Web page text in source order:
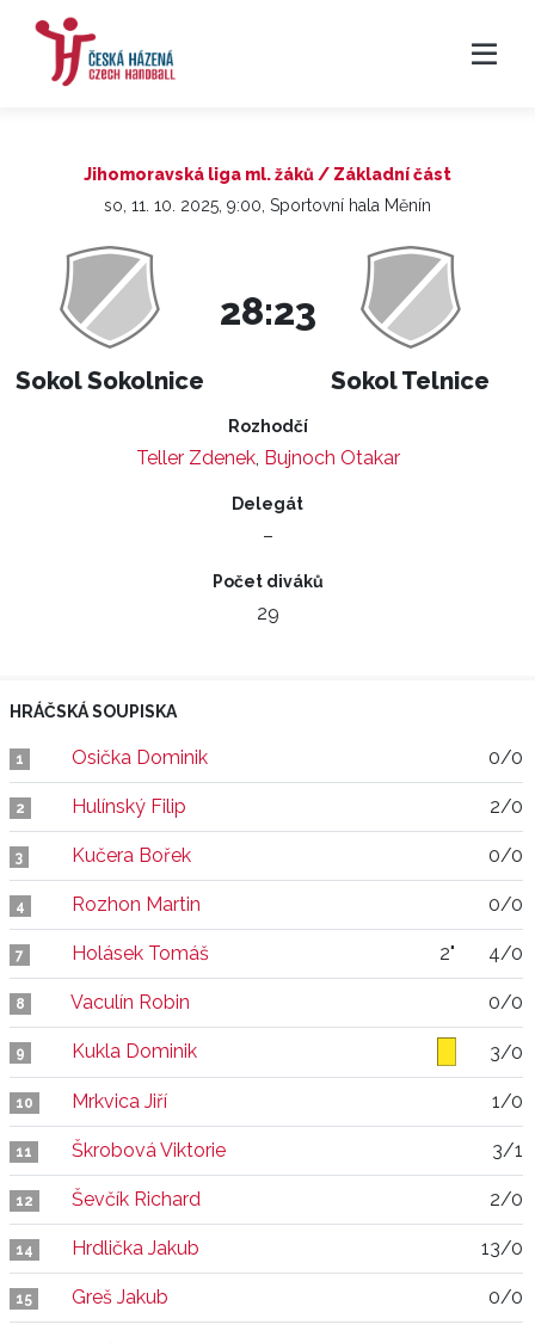
Jihomoravská liga ml. žáků / Základní část
so, 11. 10. 2025, 9:00, Sportovní hala Měnín
Sokol Sokolnice
28:23
Sokol Telnice
Rozhodčí
Teller Zdenek, Bujnoch Otakar
Delegát
–
Počet diváků
29
HRÁČSKÁ SOUPISKA
1 Osička Dominik 0/0
2 Hulínský Filip 2/0
3 Kučera Bořek 0/0
4 Rozhon Martin 0/0
7 Holásek Tomáš 2" 4/0
8 Vaculín Robin 0/0
9 Kukla Dominik 3/0
10 Mrkvica Jiří 1/0
11 Škrobová Viktorie 3/1
12 Ševčík Richard 2/0
14 Hrdlička Jakub 13/0
15 Greš Jakub 0/0